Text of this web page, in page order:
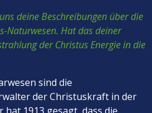
deine Beschreibungen über die
Naturwesen. Hat das deiner
der Christus Energie in die
sind die
der Christuskraft in der
1913 gesagt, dass die